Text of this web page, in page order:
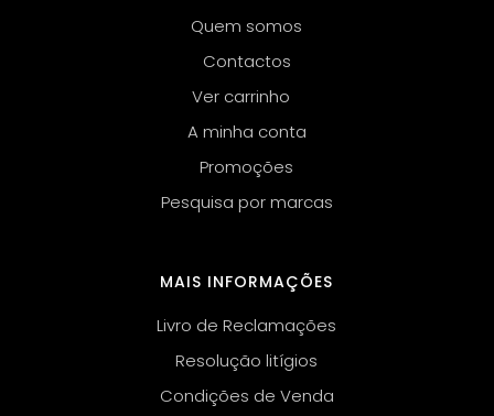
Quem somos
Contactos
Ver carrinho
A minha conta
Promoções
Pesquisa por marcas
MAIS INFORMAÇÕES
Livro de Reclamações
Resolução litígios
Condições de Venda